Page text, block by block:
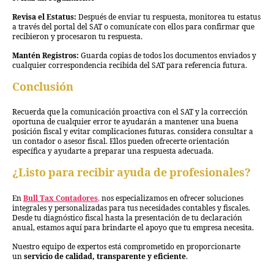
Revisa el Estatus: Después de enviar tu respuesta, monitorea tu estatus
a través del portal del SAT o comunícate con ellos para confirmar que
recibieron y procesaron tu respuesta.
Mantén Registros: Guarda copias de todos los documentos enviados y
cualquier correspondencia recibida del SAT para referencia futura.
Conclusión
Recuerda que la comunicación proactiva con el SAT y la corrección
oportuna de cualquier error te ayudarán a mantener una buena
posición fiscal y evitar complicaciones futuras. considera consultar a
un contador o asesor fiscal. Ellos pueden ofrecerte orientación
específica y ayudarte a preparar una respuesta adecuada.
¿Listo para recibir ayuda de profesionales?
En Bull Tax Contadores, nos especializamos en ofrecer soluciones
integrales y personalizadas para tus necesidades contables y fiscales.
Desde tu diagnóstico fiscal hasta la presentación de tu declaración
anual, estamos aquí para brindarte el apoyo que tu empresa necesita.
Nuestro equipo de expertos está comprometido en proporcionarte
un servicio de calidad, transparente y eficiente.